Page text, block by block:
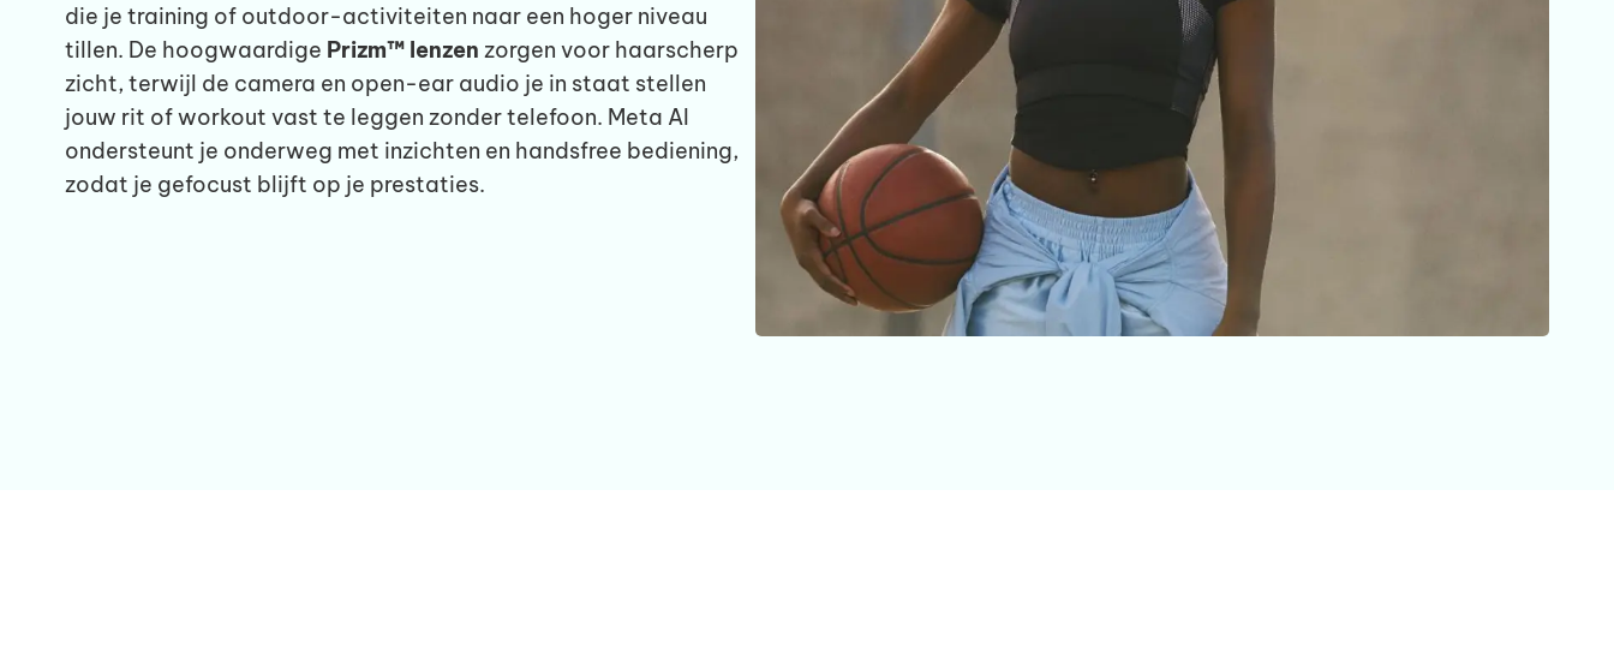
die je training of outdoor-activiteiten naar een hoger niveau
tillen. De hoogwaardige Prizm™ lenzen zorgen voor haarscherp
zicht, terwijl de camera en open-ear audio je in staat stellen
jouw rit of workout vast te leggen zonder telefoon. Meta AI
ondersteunt je onderweg met inzichten en handsfree bediening,
zodat je gefocust blijft op je prestaties.